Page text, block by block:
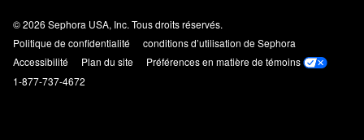
© 2026 Sephora USA, Inc. Tous droits réservés.
Politique de confidentialité
conditions d’utilisation de Sephora
Accessibilité
Plan du site
Préférences en matière de témoins
1-877-737-4672